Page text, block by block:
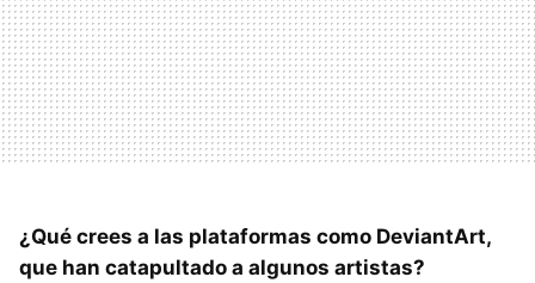
¿Qué crees a las plataformas como DeviantArt,
que han catapultado a algunos artistas?